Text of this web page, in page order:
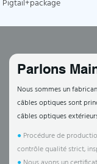
Parlons
Nous sommes un
câbles optiques sont
câbles optiques
● Procédure de
contrôle qualité strict,